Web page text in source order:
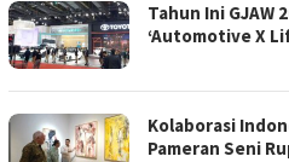
Tahun Ini GJAW
‘Automotive X
Kolaborasi
Pameran Seni